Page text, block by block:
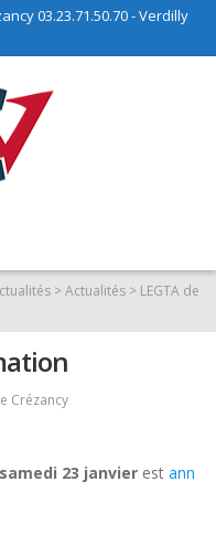
03.23.71.50.70 - Verdilly
>Actualités > LEGTA de
Crézancy
samedi 23 janvier est ann